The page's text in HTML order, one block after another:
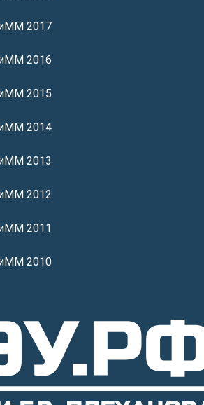
2017
2016
2015
2014
2013
2012
2011
2010